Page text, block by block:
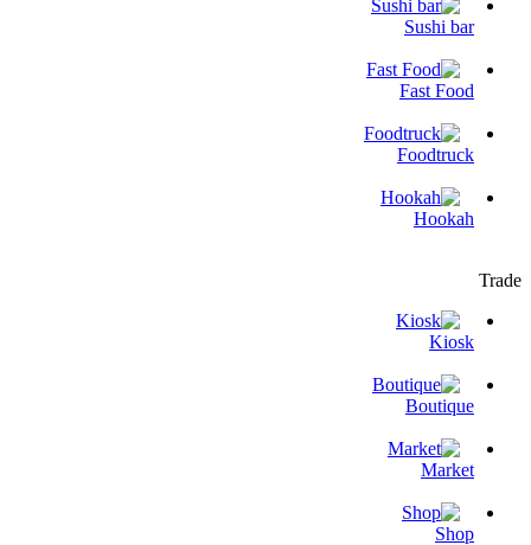
Sushi bar
Fast Food
Foodtruck
Hookah
Trade
Kiosk
Boutique
Market
Shop